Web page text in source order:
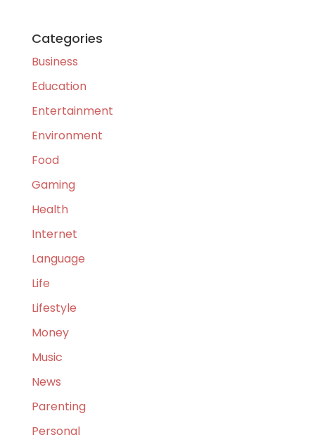
Categories
Business
Education
Entertainment
Environment
Food
Gaming
Health
Internet
Language
Life
Lifestyle
Money
Music
News
Parenting
Personal